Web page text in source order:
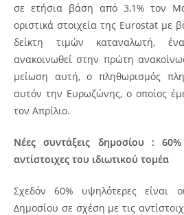
σε ετήσια βάση από 3,1% τον
οριστικά στοιχεία της Eurostat με
δείκτη τιμών καταναλωτή,
ανακοινωθεί στην πρώτη
μείωση αυτή, ο πληθωρισμός
αυτόν την Ευρωζώνης, ο οποίος
τον Απρίλιο.
Νέες συντάξεις δημοσίου :
αντίστοιχες του ιδιωτικού τομέα
Σχεδόν 60% υψηλότερες είναι
Δημοσίου σε σχέση με τις